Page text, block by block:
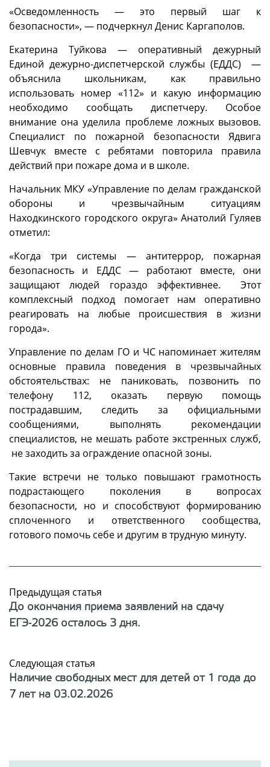
«Осведомленность — это первый шаг к
безопасности», — подчеркнул Денис Каргаполов.
Екатерина Туйкова — оперативный дежурный
Единой дежурно-диспетчерской службы (ЕДДС) —
объяснила школьникам, как правильно
использовать номер «112» и какую информацию
необходимо сообщать диспетчеру. Особое
внимание она уделила проблеме ложных вызовов.
Специалист по пожарной безопасности Ядвига
Шевчук вместе с ребятами повторила правила
действий при пожаре дома и в школе.
Начальник МКУ «Управление по делам гражданской
обороны и чрезвычайным ситуациям
Находкинского городского округа» Анатолий Гуляев
отметил:
«Когда три системы — антитеррор, пожарная
безопасность и ЕДДС — работают вместе, они
защищают людей гораздо эффективнее. Этот
комплексный подход помогает нам оперативно
реагировать на любые происшествия в жизни
города».
Управление по делам ГО и ЧС напоминает жителям
основные правила поведения в чрезвычайных
обстоятельствах: не паниковать, позвонить по
телефону 112, оказать первую помощь
пострадавшим, следить за официальными
сообщениями, выполнять рекомендации
специалистов, не мешать работе экстренных служб,
не заходить за ограждение опасной зоны.
Такие встречи не только повышают грамотность
подрастающего поколения в вопросах
безопасности, но и способствуют формированию
сплоченного и ответственного сообщества,
готового помочь себе и другим в трудную минуту.
Предыдущая статья
До окончания приема заявлений на сдачу
ЕГЭ-2026 осталось 3 дня.
Следующая статья
Наличие свободных мест для детей от 1 года до
7 лет на 03.02.2026